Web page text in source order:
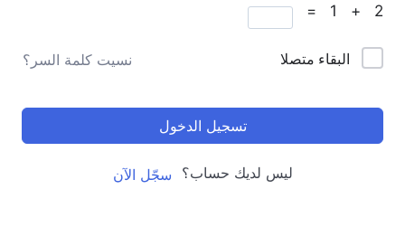
2 + 1 =
البقاء متصلا نسيت كلمة السر؟
تسجيل الدخول
ليس لديك حساب؟ سجّل الآن